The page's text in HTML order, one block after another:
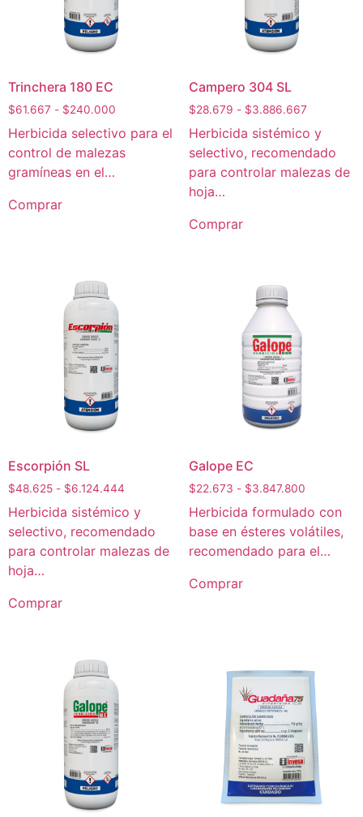
Trinchera 180 EC
$61.667 - $240.000
Herbicida selectivo para el
control de malezas
gramíneas en el…
Comprar
Campero 304 SL
$28.679 - $3.886.667
Herbicida sistémico y
selectivo, recomendado
para controlar malezas de
hoja…
Comprar
Escorpión SL
$48.625 - $6.124.444
Herbicida sistémico y
selectivo, recomendado
para controlar malezas de
hoja…
Comprar
Galope EC
$22.673 - $3.847.800
Herbicida formulado con
base en ésteres volátiles,
recomendado para el…
Comprar